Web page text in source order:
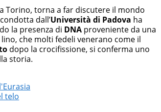
digitali.
Torino, torna a far discutere il mondo
dall’Università di Padova ha
la presenza di DNA proveniente da una
che molti fedeli venerano come il
dopo la crocifissione, si conferma uno
storia.
telo